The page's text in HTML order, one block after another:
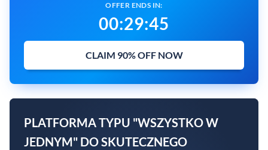
OFFER ENDS IN:
00:29:44
CLAIM 90% OFF NOW
PLATFORMA TYPU "WSZYSTKO W
JEDNYM" DO SKUTECZNEGO